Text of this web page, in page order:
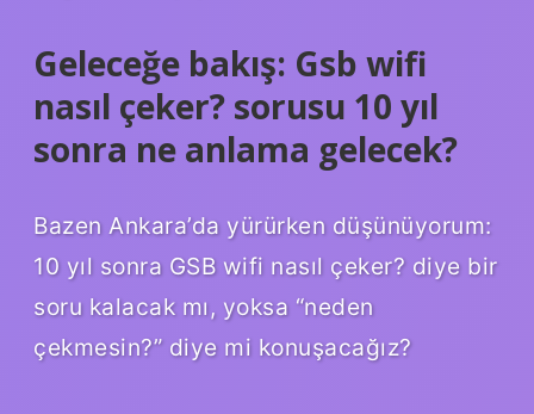
Geleceğe bakış: Gsb wifi
nasıl çeker? sorusu 10 yıl
sonra ne anlama gelecek?
Bazen Ankara’da yürürken düşünüyorum:
10 yıl sonra GSB wifi nasıl çeker? diye bir
soru kalacak mı, yoksa “neden
çekmesin?” diye mi konuşacağız?